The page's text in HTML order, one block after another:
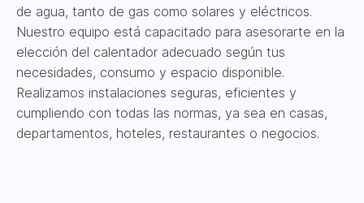
de agua, tanto de gas como solares y eléctricos.
Nuestro equipo está capacitado para asesorarte en la
elección del calentador adecuado según tus
necesidades, consumo y espacio disponible.
Realizamos instalaciones seguras, eficientes y
cumpliendo con todas las normas, ya sea en casas,
departamentos, hoteles, restaurantes o negocios.